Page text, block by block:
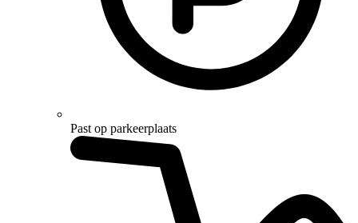
Past op parkeerplaats